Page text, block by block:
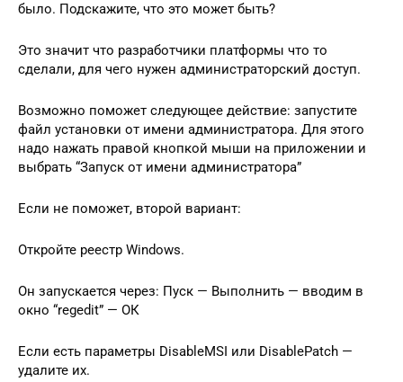
было. Подскажите, что это может быть?
Это значит что разработчики платформы что то
сделали, для чего нужен администраторский доступ.
Возможно поможет следующее действие: запустите
файл установки от имени администратора. Для этого
надо нажать правой кнопкой мыши на приложении и
выбрать “Запуск от имени администратора”
Если не поможет, второй вариант:
Откройте реестр Windows.
Он запускается через: Пуск — Выполнить — вводим в
окно “regedit” — ОК
Если есть параметры DisableMSI или DisablePatch —
удалите их.